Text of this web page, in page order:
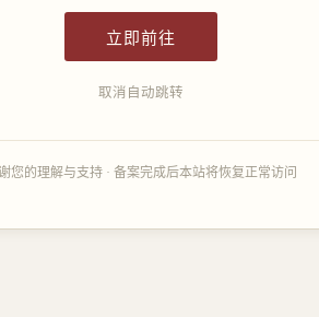
立即前往
取消自动跳转
您的理解与支持 · 备案完成后本站将恢复正常访问